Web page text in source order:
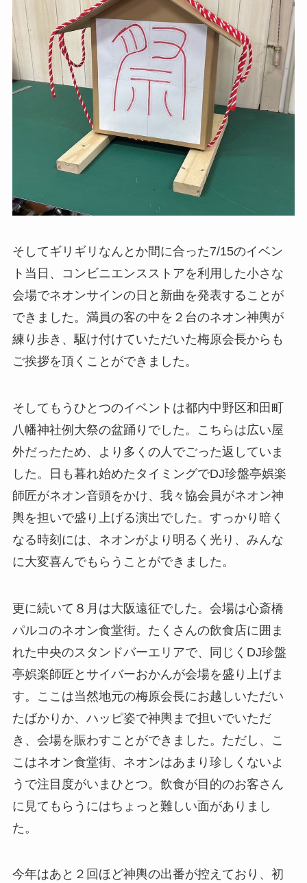
そしてギリギリなんとか間に合った7/15のイベン
ト当日、コンビニエンスストアを利用した小さな
会場でネオンサインの日と新曲を発表することが
できました。満員の客の中を２台のネオン神輿が
練り歩き、駆け付けていただいた梅原会長からも
ご挨拶を頂くことができました。
そしてもうひとつのイベントは都内中野区和田町
八幡神社例大祭の盆踊りでした。こちらは広い屋
外だったため、より多くの人でごった返していま
した。日も暮れ始めたタイミングでDJ珍盤亭娯楽
師匠がネオン音頭をかけ、我々協会員がネオン神
輿を担いで盛り上げる演出でした。すっかり暗く
なる時刻には、ネオンがより明るく光り、みんな
に大変喜んでもらうことができました。
更に続いて８月は大阪遠征でした。会場は心斎橋
パルコのネオン食堂街。たくさんの飲食店に囲ま
れた中央のスタンドバーエリアで、同じくDJ珍盤
亭娯楽師匠とサイバーおかんが会場を盛り上げま
す。ここは当然地元の梅原会長にお越しいただい
たばかりか、ハッピ姿で神輿まで担いでいただ
き、会場を賑わすことができました。ただし、こ
こはネオン食堂街、ネオンはあまり珍しくないよ
うで注目度がいまひとつ。飲食が目的のお客さん
に見てもらうにはちょっと難しい面がありまし
た。
今年はあと２回ほど神輿の出番が控えており、初